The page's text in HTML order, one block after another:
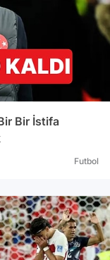
Bir İstifa
Futbol